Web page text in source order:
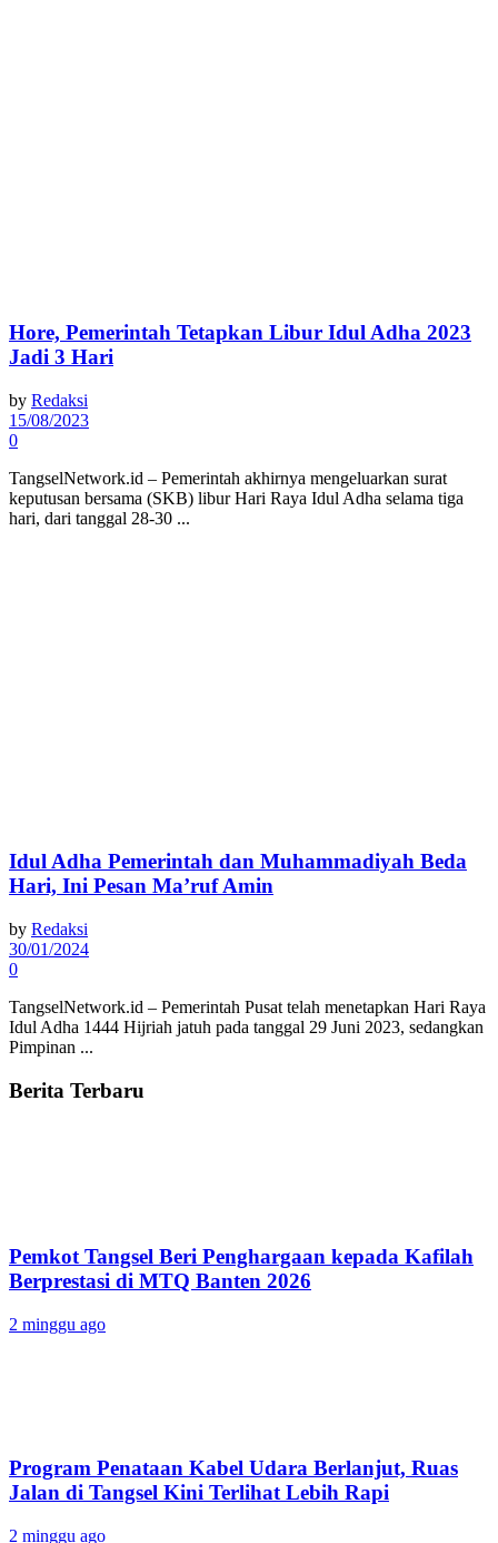
Hore, Pemerintah Tetapkan Libur Idul Adha 2023
Jadi 3 Hari
by Redaksi
15/08/2023
0
TangselNetwork.id – Pemerintah akhirnya mengeluarkan surat
keputusan bersama (SKB) libur Hari Raya Idul Adha selama tiga
hari, dari tanggal 28-30 ...
Idul Adha Pemerintah dan Muhammadiyah Beda
Hari, Ini Pesan Ma’ruf Amin
by Redaksi
30/01/2024
0
TangselNetwork.id – Pemerintah Pusat telah menetapkan Hari Raya
Idul Adha 1444 Hijriah jatuh pada tanggal 29 Juni 2023, sedangkan
Pimpinan ...
Berita Terbaru
Pemkot Tangsel Beri Penghargaan kepada Kafilah
Berprestasi di MTQ Banten 2026
2 minggu ago
Program Penataan Kabel Udara Berlanjut, Ruas
Jalan di Tangsel Kini Terlihat Lebih Rapi
2 minggu ago